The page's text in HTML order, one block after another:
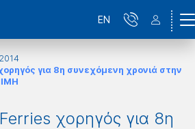
EN
2014
για 8η συνεχόμενη χρονιά στην
χορηγός για 8η